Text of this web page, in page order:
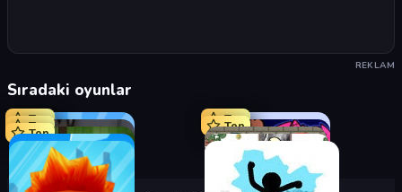
REKLAM
Sıradaki oyunlar
Top Top
Top Top
Top